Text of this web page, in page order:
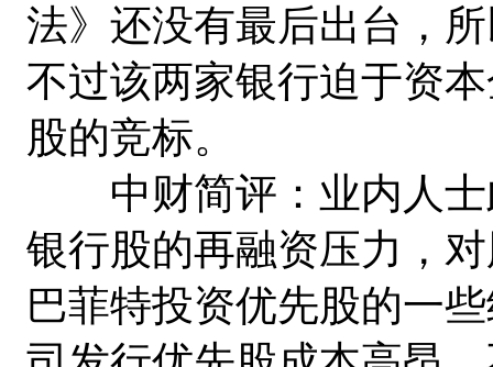
法》还没有最后出台，
不过该两家银行迫于资
股的竞标。
中财简评：业内人士
银行股的再融资压力，
巴菲特投资优先股的一